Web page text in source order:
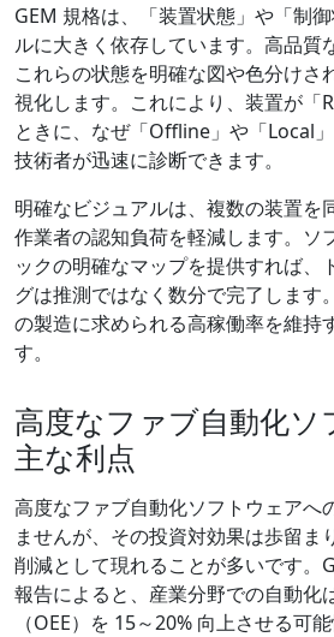
GEM 規格は、「装置状態」や「制
ルに大きく依存しています。高品質
これらの状態を明確な図や色分けさ
視化します。これにより、装置が「
ときに、なぜ「Offline」や「Local
技術者が迅速に診断できます。
明確なビジュアルは、複数の装置を
作業者の認知負荷を軽減します。ソ
ックの明確なマップを提供すれば、
グは推測ではなく数分で完了します
の製造に求められる高稼働率を維持
す。
高度なファブ自動化ソ
主な利点
高度なファブ自動化ソフトウェアへ
ませんが、その投資対効果は歩留ま
削減として現れることが多いです
報告によると、産業分野での自動化
（OEE）を 15～20% 向上させる可